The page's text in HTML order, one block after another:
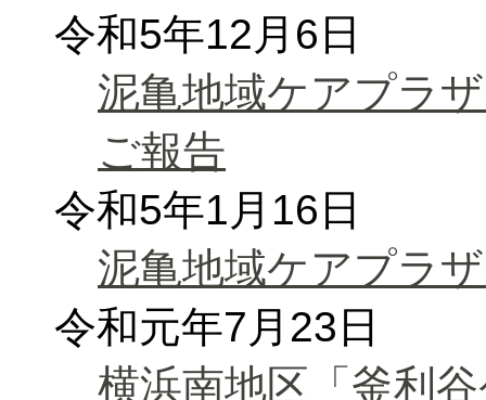
令和5年12月6日
泥亀地域ケアプラ
ご報告
令和5年1月16日
泥亀地域ケアプラ
令和元年7月23日
横浜南地区「釜利